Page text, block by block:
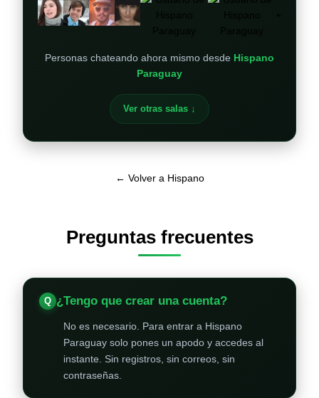
Personas chateando ahora mismo desde Hispano
Paraguay
Ver otras salas ↓
← Volver a Hispano
Preguntas frecuentes
¿Tengo que crear una cuenta?
No es necesario. Para entrar a Hispano
Paraguay solo pones un apodo y accedes al
instante. Sin registros, sin correos, sin
contraseñas.